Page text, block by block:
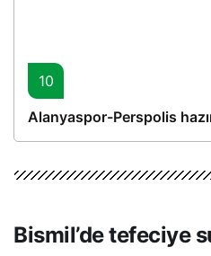
10
Alanyaspor-Perspolis
Bismil’de tefeciye